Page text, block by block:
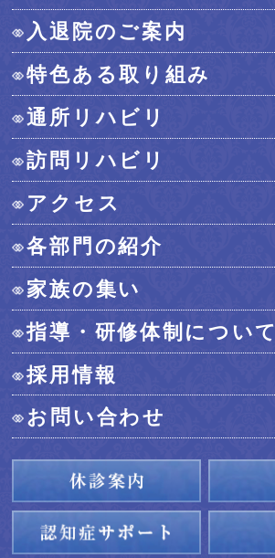
入退院のご案内
特色ある取り組み
通所リハビリ
訪問リハビリ
アクセス
各部門の紹介
家族の集い
指導・研修体制について
採用情報
お問い合わせ